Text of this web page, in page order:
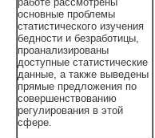
основные проблемы
статистического изучения
бедности и безработицы,
проанализированы
доступные статистические
данные, а также выведены
прямые предложения по
совершенствованию
регулирования в этой
сфере.